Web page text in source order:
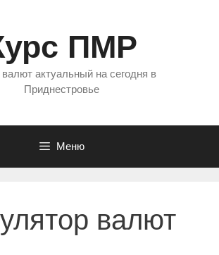
ПМР
актуальный на сегодня в
Приднестровье
Меню
валют